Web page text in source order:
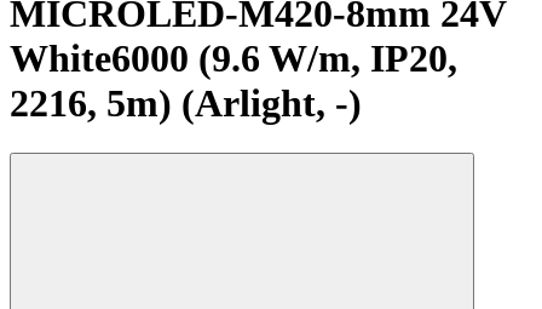
MICROLED-M420-8mm 24V
White6000 (9.6 W/m, IP20,
2216, 5m) (Arlight, -)